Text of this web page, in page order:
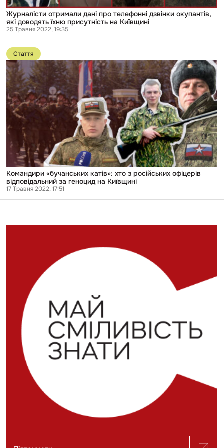
Київщині
Журналісти отримали дані про телефонні дзвінки окупантів,
які доводять їхню присутність на Київщині
25 Травня 2022, 19:35
Перейти
до
публікації
Командири
«бучанських
катів»:
хто
російських
офіцерів
відповідальний
геноцид
Київщині
Стаття
Командири «бучанських катів»: хто з російських офіцерів
відповідальний за геноцид на Київщині
17 Травня 2022, 17:51